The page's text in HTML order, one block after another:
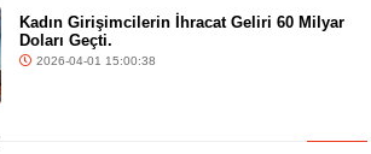
Kadın Girişimcilerin İhracat Geliri 60 Milyar
Doları Geçti.
2026-04-01 15:00:38